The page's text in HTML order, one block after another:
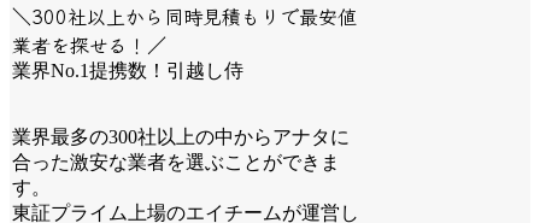
＼300社以上から同時見積もりで最安値
業者を探せる！／
業界No.1提携数！引越し侍
業界最多の300社以上の中からアナタに
合った激安な業者を選ぶことができま
す。
東証プライム上場のエイチームが運営し